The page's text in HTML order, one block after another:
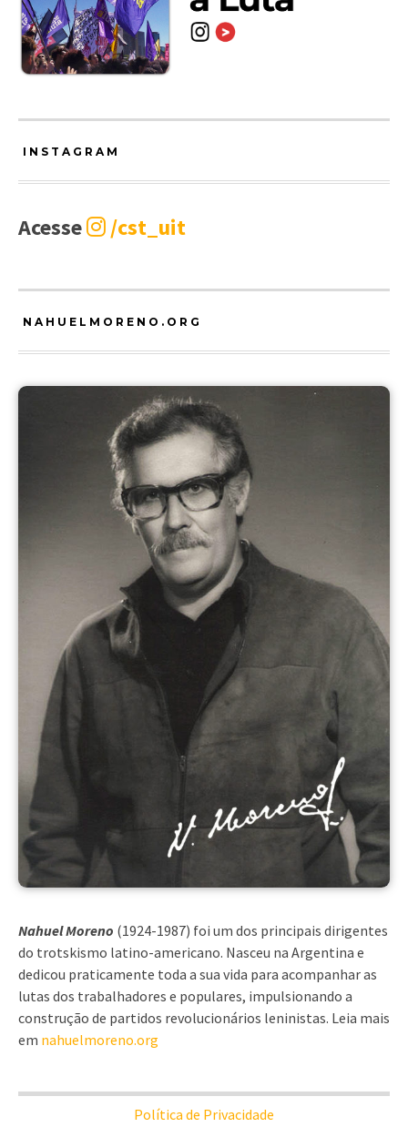
INSTAGRAM
Acesse /cst_uit
NAHUELMORENO.ORG
Nahuel Moreno (1924-1987) foi um dos principais dirigentes
do trotskismo latino-americano. Nasceu na Argentina e
dedicou praticamente toda a sua vida para acompanhar as
lutas dos trabalhadores e populares, impulsionando a
construção de partidos revolucionários leninistas. Leia mais
em nahuelmoreno.org
Política de Privacidade